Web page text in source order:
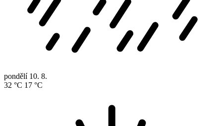
pondělí 10. 8.
32 °C 17 °C